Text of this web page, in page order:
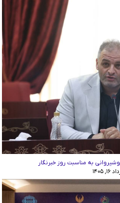
به مناسبت روز خبرنگار
۱۶, ۱۴۰۵